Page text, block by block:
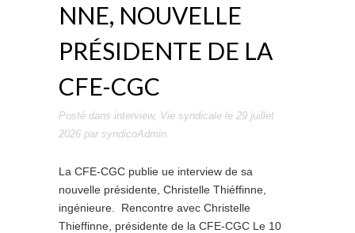
NNE, NOUVELLE
PRÉSIDENTE DE LA
CFE-CGC
Posté dans interview, Vie syndicale le 29 juillet
2026 par syndicoAdmin.
La CFE-CGC publie ue interview de sa
nouvelle présidente, Christelle Thiéffinne,
ingénieure. Rencontre avec Christelle
Thieffinne, présidente de la CFE-CGC Le 10